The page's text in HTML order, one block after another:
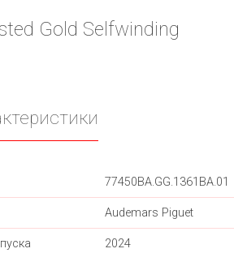
Gold Selfwinding
77450BA.GG.1361BA.01
Audemars Piguet
2024